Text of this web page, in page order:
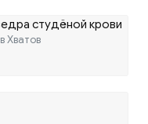
студёной крови
Хватов